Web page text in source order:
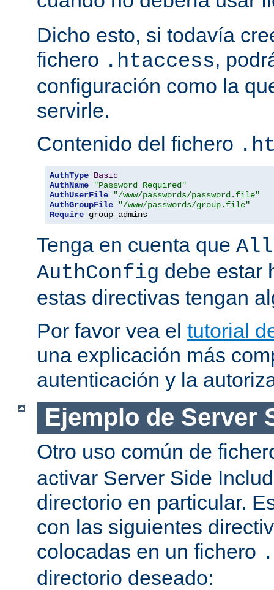
Dicho esto, si todavía
fichero .htaccess,
configuración como la
servirle.
Contenido del fichero
AuthType Basic
AuthName
"Password Required"
AuthUserFile
"/www/passwords/password.file"
AuthGroupFile
"/www/passwords/group.file"
Require group admins
Tenga en cuenta que
AuthConfig debe estar
estas directivas tengan
Por favor vea el tutorial
una explicación más
autenticación y la
Ejemplo de Server
Otro uso común de
activar Server Side
directorio en particular.
con las siguientes
colocadas en un fichero
directorio deseado: